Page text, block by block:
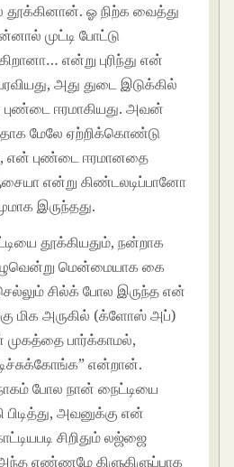
ஓ நிற்க வைத்து
முட்டி போட்டு
என்று புரிந்து என்
அது துடை இடுக்கில்
ஈரமாகியது. அவன்
மேலே ஏற்றிக்கொண்டு
என் புண்டை ஈரமானதை
என்று கிண்டலடிப்பானோ
இருந்தது.
தூக்கியதும், நன்றாக
மென்மையாக கை
சில்க் போல இருந்த என்
மிக அருகில் (க்ளோஸ் அப்)
முகத்தை பார்க்காமல்,
என்றான்.
நாகம் போல நான் நைட்டியை
பிடித்து, அவனுக்கு என்
சிறிதும் லஜ்ஜை
எண்ணமே கிளுகிளுப்பாக